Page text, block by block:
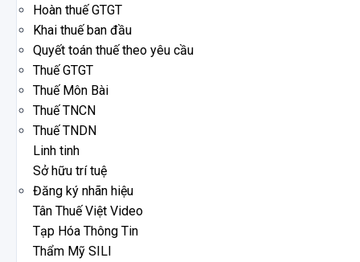
Hoàn thuế GTGT
Khai thuế ban đầu
Quyết toán thuế theo yêu cầu
Thuế GTGT
Thuế Môn Bài
Thuế TNCN
Thuế TNDN
Linh tinh
Sở hữu trí tuệ
Đăng ký nhãn hiệu
Tân Thuế Việt Video
Tạp Hóa Thông Tin
Thẩm Mỹ SILI